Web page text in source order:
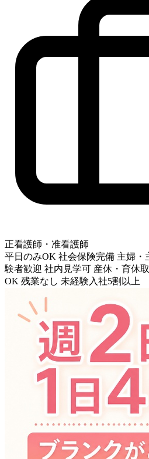
正看護師・准看護師
平日のみOK 社会保険完備 主婦・
験者歓迎 社内見学可 産休・育休
OK 残業なし 未経験入社5割以上